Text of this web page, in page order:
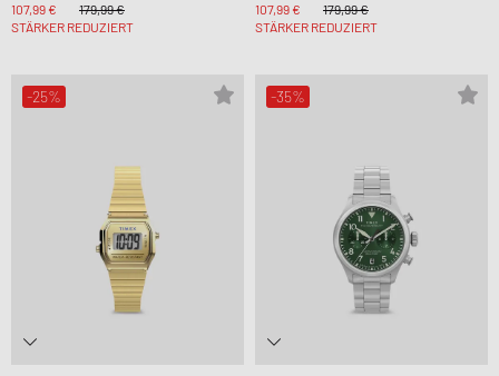
107,99 €
179,99 €
STÄRKER REDUZIERT
107,99 €
179,99 €
STÄRKER REDUZIERT
-25% -35%